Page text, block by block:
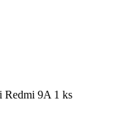
Redmi 9A 1 ks